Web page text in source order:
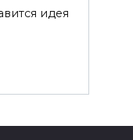
идея